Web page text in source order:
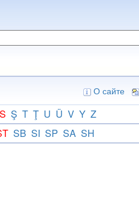
О сайте
S Ş T Ţ U Ü V Y Z
SB SI SP SA SH